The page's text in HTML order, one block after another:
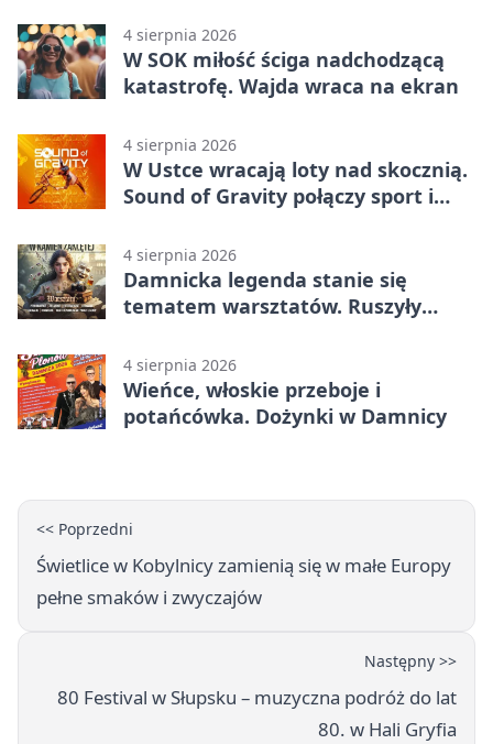
4 sierpnia 2026
W SOK miłość ściga nadchodzącą
katastrofę. Wajda wraca na ekran
4 sierpnia 2026
W Ustce wracają loty nad skocznią.
Sound of Gravity połączy sport i
4 sierpnia 2026
Damnicka legenda stanie się
tematem warsztatów. Ruszyły
4 sierpnia 2026
Wieńce, włoskie przeboje i
potańcówka. Dożynki w Damnicy
<< Poprzedni
Świetlice w Kobylnicy zamienią się w małe Europy
pełne smaków i zwyczajów
Następny >>
80 Festival w Słupsku – muzyczna podróż do lat
80. w Hali Gryfia